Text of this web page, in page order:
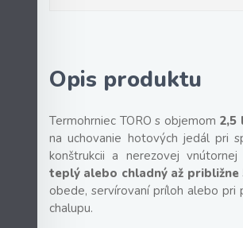
Opis produktu
Termohrniec TORO s objemom 2,5
na uchovanie hotových jedál pri
konštrukcii a nerezovej
teplý alebo chladný až približne
obede, servírovaní príloh alebo pri
chalupu.